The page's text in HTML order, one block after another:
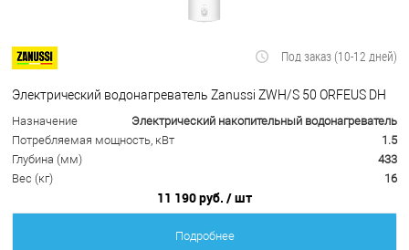
Под заказ (10-12 дней)
Электрический водонагреватель Zanussi ZWH/S 50 ORFEUS DH
Назначение
Электрический накопительный водонагреватель
Потребляемая мощность, кВт
1.5
Глубина (мм)
433
Вес (кг)
16
11 190 руб. / шт
Подробнее